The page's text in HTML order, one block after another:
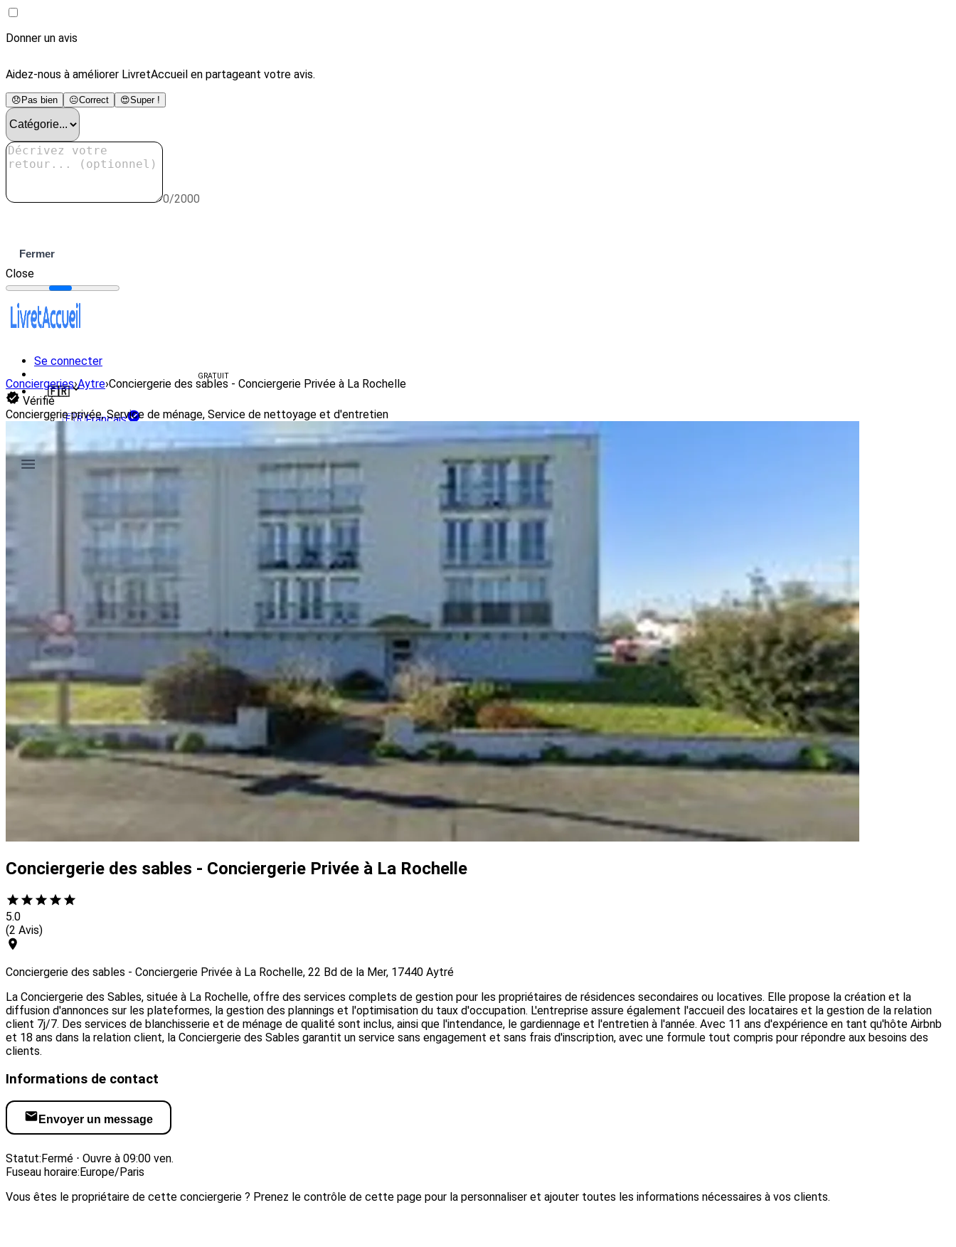
Donner un avis
Aidez-nous à améliorer LivretAccueil en partageant votre avis.
😞 Pas bien 😐Correct 😍Super !
0/2000
Fermer
Close
Se connecter
GRATUIT
🇫🇷
🇫🇷Français
Conciergeries›Aytre›Conciergerie des sables - Conciergerie Privée à La Rochelle
Vérifié
Conciergerie privée, Service de ménage, Service de nettoyage et d'entretien
Conciergerie des sables - Conciergerie Privée à La Rochelle
5.0
(2 Avis)
Conciergerie des sables - Conciergerie Privée à La Rochelle, 22 Bd de la Mer, 17440 Aytré
La Conciergerie des Sables, située à La Rochelle, offre des services complets de gestion pour les propriétaires de résidences secondaires ou locatives. Elle propose la création et la
diffusion d'annonces sur les plateformes, la gestion des plannings et l'optimisation du taux d'occupation. L'entreprise assure également l'accueil des locataires et la gestion de la relation
client 7j/7. Des services de blanchisserie et de ménage de qualité sont inclus, ainsi que l'intendance, le gardiennage et l'entretien à l'année. Avec 11 ans d'expérience en tant qu'hôte Airbnb
et 18 ans dans la relation client, la Conciergerie des Sables garantit un service sans engagement et sans frais d'inscription, avec une formule tout compris pour répondre aux besoins des
clients.
Informations de contact
Envoyer un message
Statut:Fermé ⋅ Ouvre à 09:00 ven.
Fuseau horaire:Europe/Paris
Vous êtes le propriétaire de cette conciergerie ? Prenez le contrôle de cette page pour la personnaliser et ajouter toutes les informations nécessaires à vos clients.